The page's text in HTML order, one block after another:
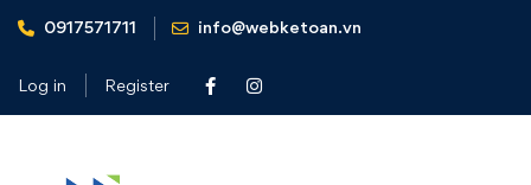
0917571711 info@webketoan.vn
Log in Register
Home biến phí
Tag: biến phí